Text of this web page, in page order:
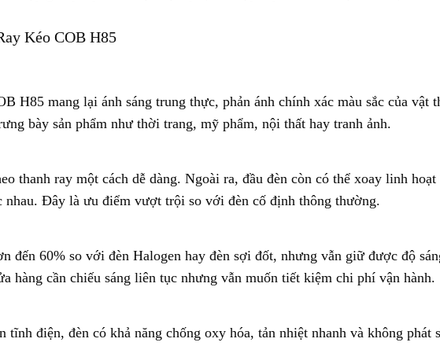
Kéo COB H85
H85 mang lại ánh sáng trung thực, phản ánh chính xác màu sắc của vật
bày sản phẩm như thời trang, mỹ phẩm, nội thất hay tranh ảnh.
thanh ray một cách dễ dàng. Ngoài ra, đầu đèn còn có thể xoay linh
Đây là ưu điểm vượt trội so với đèn cố định thông thường.
đến 60% so với đèn Halogen hay đèn sợi đốt, nhưng vẫn giữ được độ
hàng cần chiếu sáng liên tục nhưng vẫn muốn tiết kiệm chi phí vận hành.
tĩnh điện, đèn có khả năng chống oxy hóa, tản nhiệt nhanh và không